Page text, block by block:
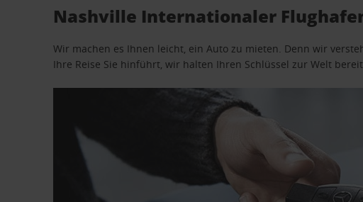
Nashville Internationaler
Wir machen es Ihnen leicht, ein Auto zu mieten. Denn wir
Ihre Reise Sie hinführt, wir halten Ihren Schlüssel zur Welt